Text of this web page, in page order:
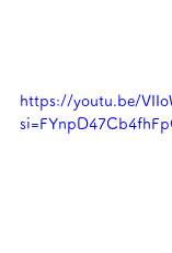
https://youtu.be/